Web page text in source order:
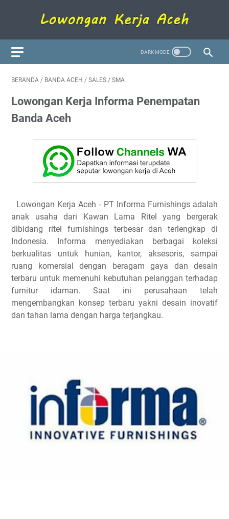
BERANDA / BANDA ACEH / SALES / SMA
Lowongan Kerja Informa Penempatan
Banda Aceh
Lowongan Kerja Aceh - PT Informa Furnishings adalah
anak usaha dari Kawan Lama Ritel yang bergerak
dibidang ritel furnishings terbesar dan terlengkap di
Indonesia. Informa menyediakan berbagai koleksi
berkualitas untuk hunian, kantor, aksesoris, sampai
ruang komersial dengan beragam gaya dan desain
terbaru untuk memenuhi kebutuhan pelanggan terhadap
furnitur idaman. Saat ini perusahaan telah
mengembangkan konsep terbaru yakni desain inovatif
dan tahan lama dengan harga terjangkau.